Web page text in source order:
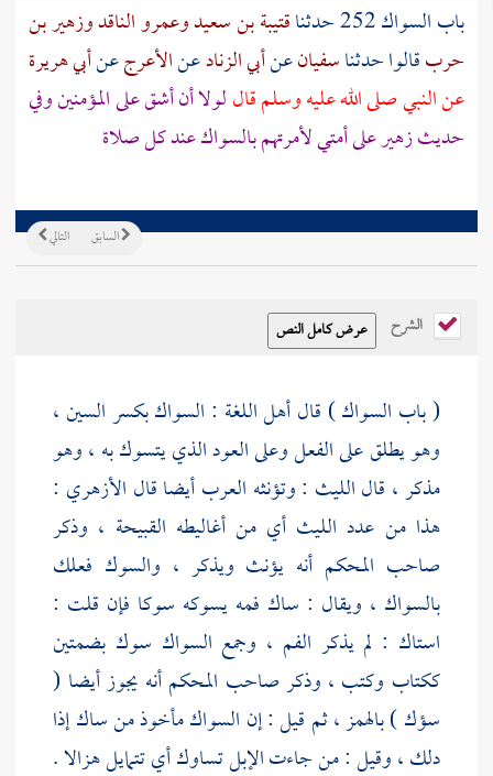
باب السواك 252 حدثنا قتيبة بن سعيدوعمرو الناقدوزهير بن
حربقالوا حدثناسفيانعنأبي الزنادعنالأعرجعنأبي هريرة
عن النبي صلى الله عليه وسلم قاللولا أن أشق على المؤمنين وفي
حديثزهيرعلى أمتي لأمرتهم بالسواك عند كل صلاة
التالي السابق
الشرح
( باب السواك ) قال أهل اللغة : السواك بكسر السين ،
وهو يطلق على الفعل وعلى العود الذي يتسوك به ، وهو
مذكر ، قال الليث : وتؤنثه العرب أيضا قال الأزهري :
هذا من عدد الليث أي من أغاليطه القبيحة ، وذكر
صاحب المحكم أنه يؤنث ويذكر ، والسوك فعلك
بالسواك ، ويقال : ساك فمه يسوكه سوكا فإن قلت :
استاك : لم يذكر الفم ، وجمع السواك سوك بضمتين
ككتاب وكتب ، وذكر صاحب المحكم أنه يجوز أيضا (
سؤك ) بالهمز ، ثم قيل : إن السواك مأخوذ من ساك إذا
دلك ، وقيل : من جاءت الإبل تساوك أي تتمايل هزالا .